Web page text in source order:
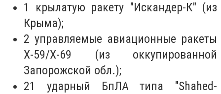
1 крылатую ракету "Искандер-К" (из
Крыма);
2 управляемые авиационные ракеты
Х-59/Х-69 (из оккупированной
Запорожской обл.);
21 ударный БпЛА типа "Shahed-